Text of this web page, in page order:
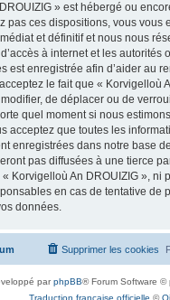
» est hébergé ou
pas ces dispositions, vous vous
et définitif et nous nous
à internet et les autorités
est enregistrée afin d’aider au
le fait que « Korvigelloù
de déplacer ou de
quel moment si nous
acceptez que toutes les
enregistrées dans notre base
pas diffusées à une tierce
Korvigelloù An DROUIZIG », ni
en cas de tentative de
données.
Supprimer les cookies
parphpBB® Forum Software ©
Traduction française officielle ©